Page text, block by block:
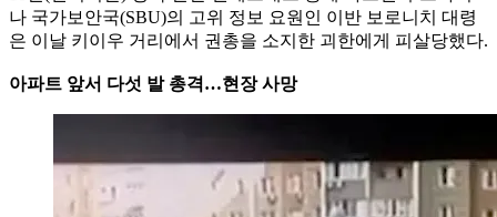
나 국가보안국(SBU)의 고위 정보 요원인 이반 보로니치 대령
은 이날 키이우 거리에서 권총을 소지한 괴한에게 피살당했다.
아파트 앞서 다섯 발 총격…현장 사망